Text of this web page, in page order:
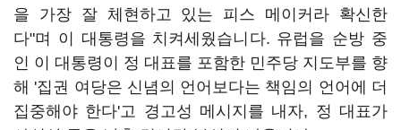
을 가장 잘 체현하고 있는 피스 메이커라 확신한
다"며 이 대통령을 치켜세웠습니다. 유럽을 순방 중
인 이 대통령이 정 대표를 포함한 민주당 지도부를 향
해 '집권 여당은 신념의 언어보다는 책임의 언어에 더
집중해야 한다'고 경고성 메시지를 내자, 정 대표가